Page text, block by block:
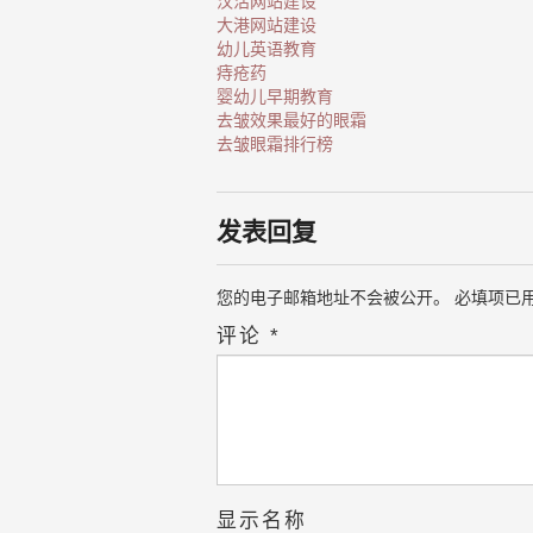
大港网站建设
幼儿英语教育
痔疮药
婴幼儿早期教育
去皱效果最好的眼霜
去皱眼霜排行榜
发表回复
您的电子邮箱地址不会被公开。 必填项已
评论 *
显示名称